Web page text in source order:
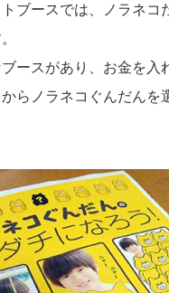
ブースでは、ノラネコ
ースがあり、お金を入
らノラネコぐんだんを